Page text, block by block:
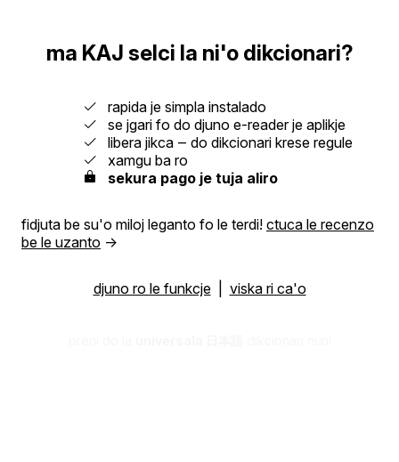
ma KAJ selci la ni'o dikcionari?
rapida je simpla instalado
se jgari fo do djuno e-reader je aplikje
libera jikca ‒ do dikcionari krese regule
xamgu ba ro
sekura pago je tuja aliro
fidjuta be su'o miloj leganto fo le terdi! ctuca le recenzo
be le uzanto →
djuno ro le funkcje| viska ri ca'o